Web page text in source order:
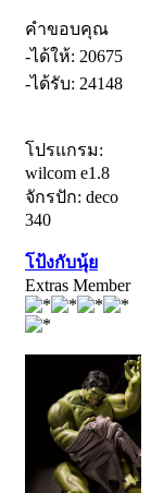
คำขอบคุณ
-ได้ให้: 20675
-ได้รับ: 24148
โปรแกรม:
wilcom e1.8
จักรปัก: deco
340
โป้งกับนุ้ย
Extras Member